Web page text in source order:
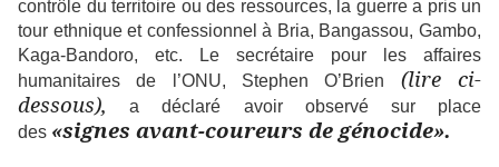
contrôle du territoire ou des ressources, la guerre a pris un
tour ethnique et confessionnel à Bria, Bangassou, Gambo,
Kaga-Bandoro, etc. Le secrétaire pour les affaires
humanitaires de l’ONU, Stephen O’Brien (lire ci-
dessous),
a déclaré avoir observé sur place
des «signes avant-coureurs de génocide».